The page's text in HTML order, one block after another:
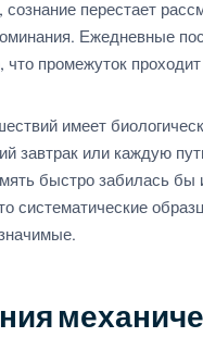
перестает
Ежедневные
что промежуток
имеет
завтрак или каждую
быстро забилась
систематические